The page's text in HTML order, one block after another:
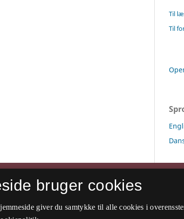
Til
Til
bruger cookies
giver du samtykke til alle cookies i